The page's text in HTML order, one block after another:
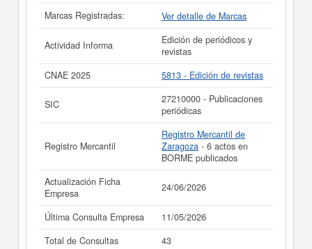
como los balances y cuentas de resultados disponibles.
La última actualización del informe de empresa se ha
realizado el 24/06/2026.
Marcas Registradas:
Ver detalle de Marcas
Actividad Informa
Edición de periódicos y
revistas
CNAE 2025
5813 - Edición de revistas
SIC
27210000 - Publicaciones
periódicas
Registro Mercantil
Registro Mercantil de
Zaragoza - 6 actos en
BORME publicados
Actualización Ficha
Empresa
24/06/2026
Última Consulta Empresa
11/05/2026
Total de Consultas
43